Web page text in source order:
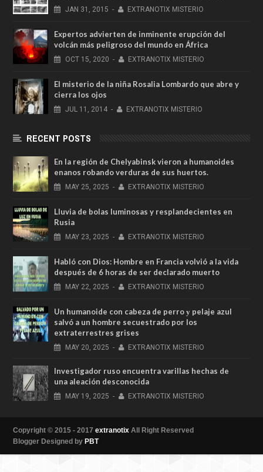
JAN 31, 2015 - EXTRANOTIX MISTERIO
Expertos advierten de inminente erupción del
volcán más peligroso del mundo en África
OCT 15, 2020 - EXTRANOTIX MISTERIO
El misterio de la niña Rosalia Lombardo que abre y
cierra los ojos
JUL 11, 2014 - EXTRANOTIX MISTERIO
RECENT POSTS
En la región de Chelyabinsk vieron a humanoides
enanos robando verduras de sus huertos.
MAY 25, 2025 - EXTRANOTIX MISTERIO
Lluvia de bolas luminosas y resplandecientes en
Rusia
MAY 23, 2025 - EXTRANOTIX MISTERIO
Habló con Dios: Hombre en Francia volvió a la vida
después de 6 horas de ser declarado muerto
MAY 22, 2025 - EXTRANOTIX MISTERIO
Un humanoide con cabeza de perro у pelaje azul
salvó a un hombre secuestrado por los
extraterrestres grises
MAY 20, 2025 - EXTRANOTIX MISTERIO
Investigador ruso encuentra varillas hechas de
una aleación desconocida
MAY 19, 2025 - EXTRANOTIX MISTERIO
Copyright © 2015 - 2017 extranotix All Right Reserved
Blogger Designed by PBT